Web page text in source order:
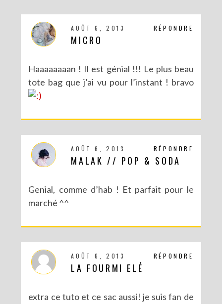
RÉPONDRE
AOÛT 6, 2013
MICRO
Haaaaaaaan ! Il est génial !!! Le plus beau
tote bag que j’ai vu pour l’instant ! bravo
RÉPONDRE
AOÛT 6, 2013
MALAK // POP & SODA
Genial, comme d’hab ! Et parfait pour le
marché ^^
RÉPONDRE
AOÛT 6, 2013
LA FOURMI ELÉ
extra ce tuto et ce sac aussi! je suis fan de